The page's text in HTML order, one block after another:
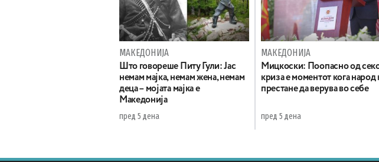
МАКЕДОНИЈА
Што говореше Питу Гули: Јас
немам мајка, немам жена, немам
деца – мојата мајка е
Македонија
пред 5 дена
МАКЕДОНИЈА
Мицкоски: Поопасно од
криза е моментот кога народ
престане да верува во себе
пред 5 дена